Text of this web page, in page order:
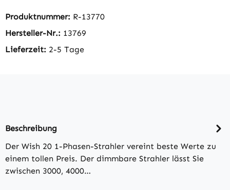
Produktnummer: R-13770
Hersteller-Nr.: 13769
Lieferzeit: 2-5 Tage
Beschreibung
Der Wish 20 1-Phasen-Strahler vereint beste Werte zu
einem tollen Preis. Der dimmbare Strahler lässt Sie
zwischen 3000, 4000…